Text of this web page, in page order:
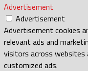
Advertisement
Advertisement
Advertisement cookies
relevant ads and
visitors across
customized ads.